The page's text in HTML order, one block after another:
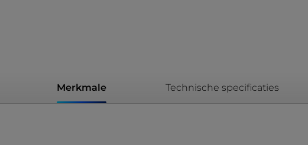
Merkmale Technische specificaties